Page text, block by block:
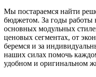
Мы постараемся найти
бюджетом. За годы работы
основных модульных
ценовых сегментах, от
беремся и за
наших силах помочь
удобном и оригинальном